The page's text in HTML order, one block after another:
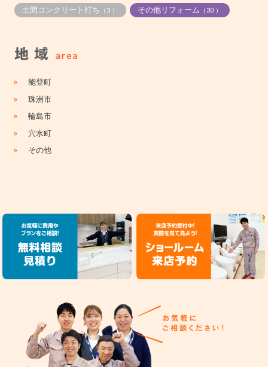
土間コンクリート打ち （3 ） その他リフォーム （30 ）
» 能登町
» 珠洲市
» 輪島市
» 穴水町
» その他